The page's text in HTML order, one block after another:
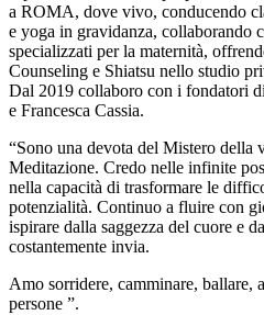
a ROMA, dove vivo, conducendo
e yoga in gravidanza, collaborando
specializzati per la maternità,
Counseling e Shiatsu nello studio
Dal 2019 collaboro con i fondatori
e Francesca Cassia.
“Sono una devota del Mistero della
Meditazione. Credo nelle infinite
nella capacità di trasformare le
potenzialità. Continuo a fluire con
ispirare dalla saggezza del cuore e
costantemente invia.
Amo sorridere, camminare, ballare,
persone ”.